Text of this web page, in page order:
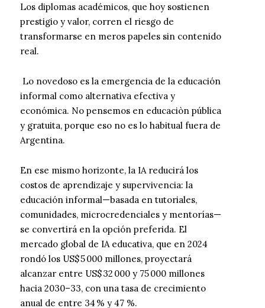
Los diplomas académicos, que hoy sostienen
prestigio y valor, corren el riesgo de
transformarse en meros papeles sin contenido
real.
Lo novedoso es la emergencia de la educación
informal como alternativa efectiva y
económica. No pensemos en educaciòn pública
y gratuita, porque eso no es lo habitual fuera de
Argentina.
En ese mismo horizonte, la IA reducirá los
costos de aprendizaje y supervivencia: la
educación informal—basada en tutoriales,
comunidades, microcredenciales y mentorías—
se convertirá en la opción preferida. El
mercado global de IA educativa, que en 2024
rondó los US$ 5 000 millones, proyectará
alcanzar entre US$ 32 000 y 75 000 millones
hacia 2030–33, con una tasa de crecimiento
anual de entre 34 % y 47 %.